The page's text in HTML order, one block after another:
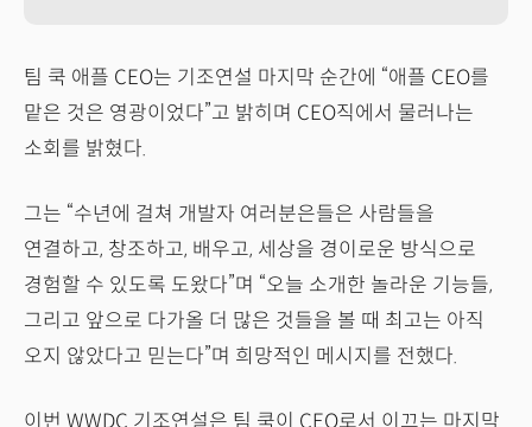
팀 쿡 애플 CEO는 기조연설 마지막 순간에 “애플 CEO를
맡은 것은 영광이었다”고 밝히며 CEO직에서 물러나는
소회를 밝혔다.
그는 “수년에 걸쳐 개발자 여러분은들은 사람들을
연결하고, 창조하고, 배우고, 세상을 경이로운 방식으로
경험할 수 있도록 도왔다”며 “오늘 소개한 놀라운 기능들,
그리고 앞으로 다가올 더 많은 것들을 볼 때 최고는 아직
오지 않았다고 믿는다”며 희망적인 메시지를 전했다.
이번 WWDC 기조연설은 팀 쿡이 CEO로서 이끄는 마지막